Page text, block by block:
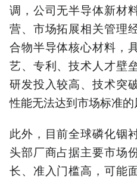
调，公司无半导体新材
营、市场拓展相关管理
合物半导体核心材料，
艺、专利、技术人才壁
研发投入较高、技术突
性能无法达到市场标准的
此外，目前全球磷化铟
头部厂商占据主要市场
长、准入门槛高，可能